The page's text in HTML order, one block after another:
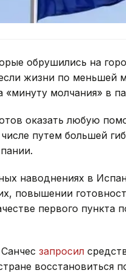
обрушились на
жизни по меньшей
молчания» в
оказать любую
путем большей
наводнениях в
повышении
первого пункта
запросил
восстановиться